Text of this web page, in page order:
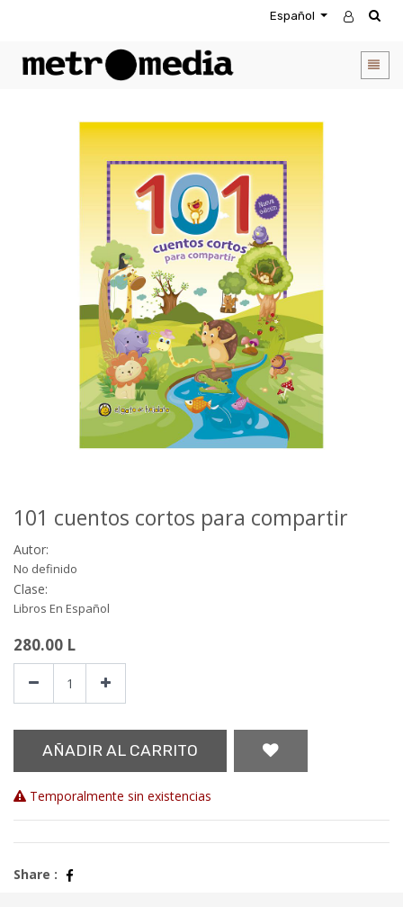
Español
101 cuentos cortos para compartir
Autor:
No definido
Clase:
Libros En Español
280.00 L
AÑADIR AL CARRITO
Temporalmente sin existencias
Share :